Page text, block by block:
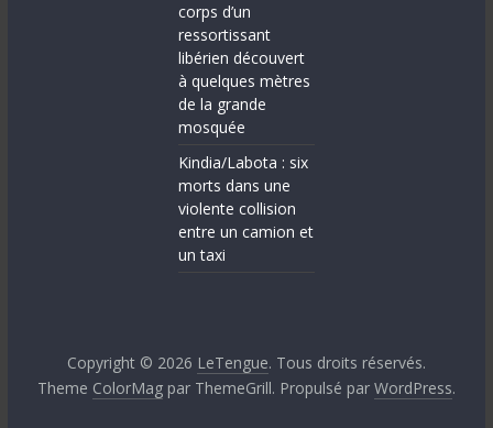
corps d’un
ressortissant
libérien découvert
à quelques mètres
de la grande
mosquée
Kindia/Labota : six
morts dans une
violente collision
entre un camion et
un taxi
Copyright © 2026 LeTengue. Tous droits réservés.
Theme ColorMagpar ThemeGrill. Propulsé par WordPress.